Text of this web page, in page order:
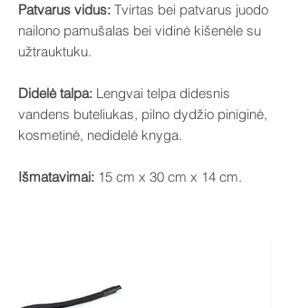
​Patvarus vidus: Tvirtas bei patvarus juodo
nailono pamušalas bei vidinė kišenėle su
užtrauktuku.
​Didelė talpa: Lengvai telpa didesnis
vandens buteliukas, pilno dydžio piniginė,
kosmetinė, nedidelė knyga.
​Išmatavimai: 15 cm x 30 cm x 14 cm.